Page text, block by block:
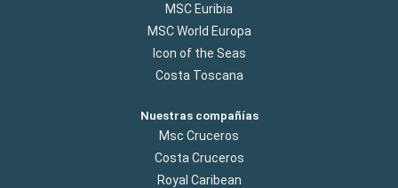
MSC Euribia
MSC World Europa
Icon of the Seas
Costa Toscana
Nuestras compañías
Msc Cruceros
Costa Cruceros
Royal Caribean